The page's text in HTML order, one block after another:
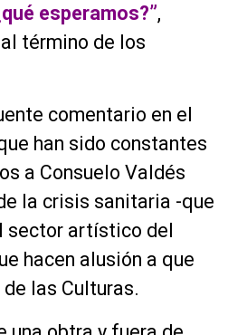
esperamos?”,
término de los
comentario en el
han sido constantes
a Consuelo Valdés
la crisis sanitaria -que
sector artístico del
hacen alusión a que
las Culturas.